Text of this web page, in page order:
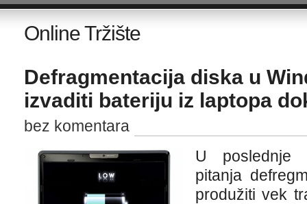
Online Tržište
Defragmentacija diska u
izvaditi bateriju iz laptopa
bez komentara
U poslednje
pitanja
produžiti vek